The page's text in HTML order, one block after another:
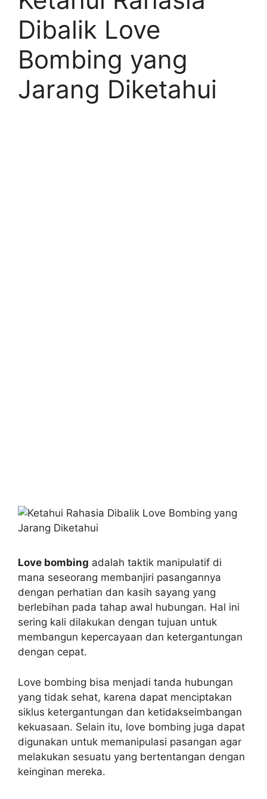
Dibalik Love
Bombing yang
Jarang Diketahui
Love bombing adalah taktik manipulatif di
mana seseorang membanjiri pasangannya
dengan perhatian dan kasih sayang yang
berlebihan pada tahap awal hubungan. Hal ini
sering kali dilakukan dengan tujuan untuk
membangun kepercayaan dan ketergantungan
dengan cepat.
Love bombing bisa menjadi tanda hubungan
yang tidak sehat, karena dapat menciptakan
siklus ketergantungan dan ketidakseimbangan
kekuasaan. Selain itu, love bombing juga dapat
digunakan untuk memanipulasi pasangan agar
melakukan sesuatu yang bertentangan dengan
keinginan mereka.